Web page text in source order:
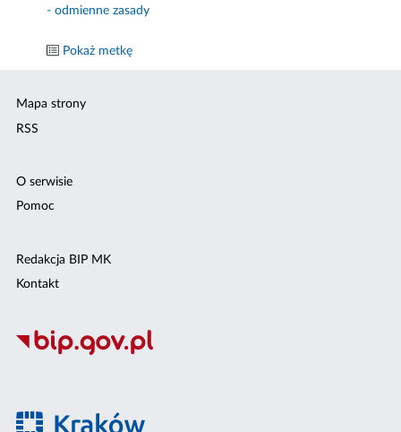
- odmienne zasady
Pokaż metkę
Mapa strony
RSS
O serwisie
Pomoc
Redakcja BIP MK
Kontakt